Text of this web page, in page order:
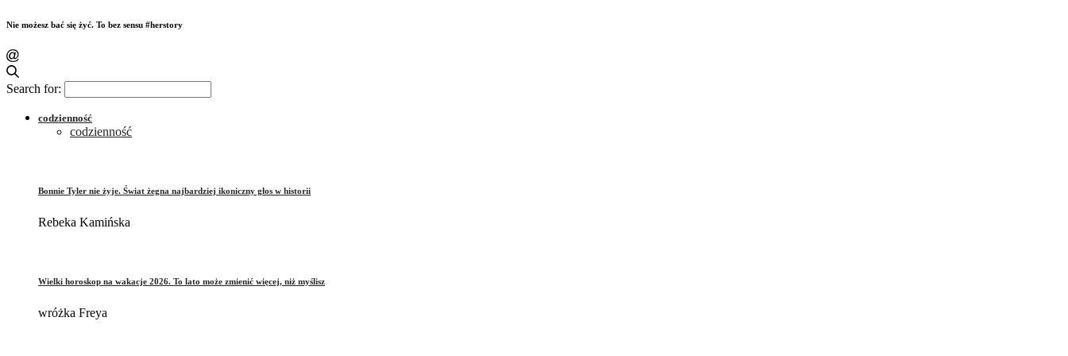
Nie możesz bać się żyć. To bez sensu #herstory
Search for:
codzienność
codzienność
Bonnie Tyler nie żyje. Świat żegna najbardziej ikoniczny głos w historii
Rebeka Kamińska
Wielki horoskop na wakacje 2026. To lato może zmienić więcej, niż myślisz
wróżka Freya